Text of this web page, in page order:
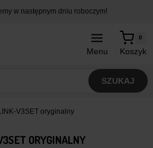
w następnym dniu roboczym!
Menu Koszyk
0
SZUKAJ
V3SET oryginalny
ORYGINALNY